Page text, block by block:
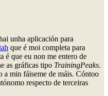
unha aplicación para
que é moi completa para
é que eu non me entero de
as gráficas tipo TrainingPeaks.
a min fáiseme de máis. Cóntoo
respecto de terceiras